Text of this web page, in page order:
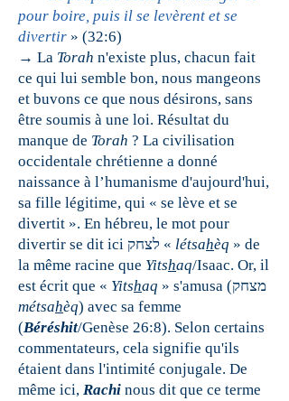
pour boire, puis il se levèrent et se
divertir » (32:6)
→ La Torah n'existe plus, chacun fait
ce qui lui semble bon, nous mangeons
et buvons ce que nous désirons, sans
être soumis à une loi. Résultat du
manque de Torah ? La civilisation
occidentale chrétienne a donné
naissance à l’humanisme d'aujourd'hui,
sa fille légitime, qui « se lève et se
divertit ». En hébreu, le mot pour
divertir se dit ici לצחק « létsahèq » de
la même racine que Yitshaq/Isaac. Or, il
est écrit que « Yitshaq
» s'amusa (מצחק
métsahèq) avec sa femme
(Béréshit/Genèse 26:8). Selon certains
commentateurs, cela signifie qu'ils
étaient dans l'intimité conjugale. De
même ici, Rachi nous dit que ce terme